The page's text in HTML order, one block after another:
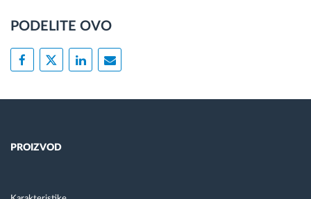
PODELITE OVO
PROIZVOD